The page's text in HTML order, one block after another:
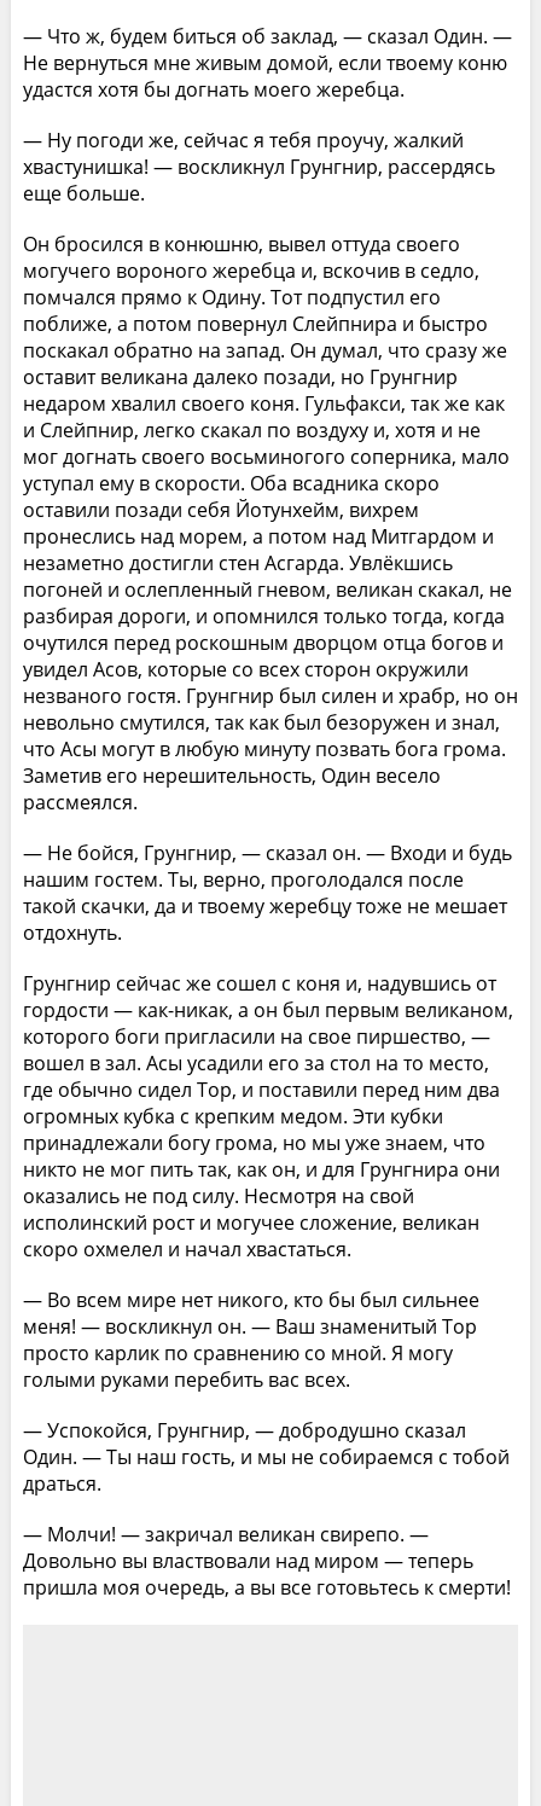
— Что ж, будем биться об заклад, — сказал Один. —
Не вернуться мне живым домой, если твоему коню
удастся хотя бы догнать моего жеребца.
— Ну погоди же, сейчас я тебя проучу, жалкий
хвастунишка! — воскликнул Грунгнир, рассердясь
еще больше.
Он бросился в конюшню, вывел оттуда своего
могучего вороного жеребца и, вскочив в седло,
помчался прямо к Одину. Тот подпустил его
поближе, а потом повернул Слейпнира и быстро
поскакал обратно на запад. Он думал, что сразу же
оставит великана далеко позади, но Грунгнир
недаром хвалил своего коня. Гульфакси, так же как
и Слейпнир, легко скакал по воздуху и, хотя и не
мог догнать своего восьминогого соперника, мало
уступал ему в скорости. Оба всадника скоро
оставили позади себя Йотунхейм, вихрем
пронеслись над морем, а потом над Митгардом и
незаметно достигли стен Асгарда. Увлёкшись
погоней и ослепленный гневом, великан скакал, не
разбирая дороги, и опомнился только тогда, когда
очутился перед роскошным дворцом отца богов и
увидел Асов, которые со всех сторон окружили
незваного гостя. Грунгнир был силен и храбр, но он
невольно смутился, так как был безоружен и знал,
что Асы могут в любую минуту позвать бога грома.
Заметив его нерешительность, Один весело
рассмеялся.
— Не бойся, Грунгнир, — сказал он. — Входи и будь
нашим гостем. Ты, верно, проголодался после
такой скачки, да и твоему жеребцу тоже не мешает
отдохнуть.
Грунгнир сейчас же сошел с коня и, надувшись от
гордости — как-никак, а он был первым великаном,
которого боги пригласили на свое пиршество, —
вошел в зал. Асы усадили его за стол на то место,
где обычно сидел Тор, и поставили перед ним два
огромных кубка с крепким медом. Эти кубки
принадлежали богу грома, но мы уже знаем, что
никто не мог пить так, как он, и для Грунгнира они
оказались не под силу. Несмотря на свой
исполинский рост и могучее сложение, великан
скоро охмелел и начал хвастаться.
— Во всем мире нет никого, кто бы был сильнее
меня! — воскликнул он. — Ваш знаменитый Тор
просто карлик по сравнению со мной. Я могу
голыми руками перебить вас всех.
— Успокойся, Грунгнир, — добродушно сказал
Один. — Ты наш гость, и мы не собираемся с тобой
драться.
— Молчи! — закричал великан свирепо. —
Довольно вы властвовали над миром — теперь
пришла моя очередь, а вы все готовьтесь к смерти!